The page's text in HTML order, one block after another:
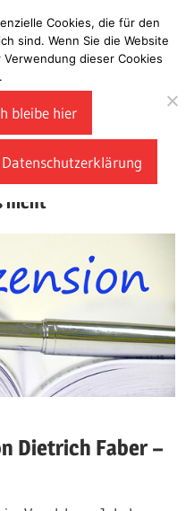
nicht
Dietrich Faber –
Cookies, die für den
sind. Wenn Sie die Website
dieser Cookies
bleibe hier